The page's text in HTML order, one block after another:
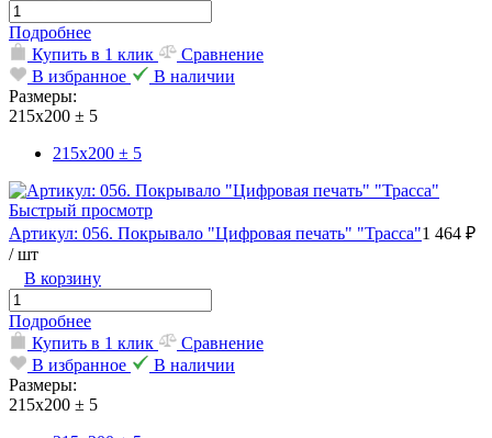
Подробнее
Купить в 1 клик
Сравнение
В избранное
В наличии
Размеры:
215х200 ± 5
215х200 ± 5
Быстрый просмотр
Артикул: 056. Покрывало "Цифровая печать" "Трасса"1 464 ₽
/ шт
В корзину
Подробнее
Купить в 1 клик
Сравнение
В избранное
В наличии
Размеры:
215х200 ± 5